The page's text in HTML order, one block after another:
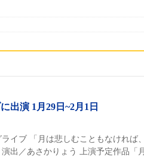
出演 1月29日~2月1日
イブ 「月は悲しむこともなければ
出／あさかりょう 上演予定作品「